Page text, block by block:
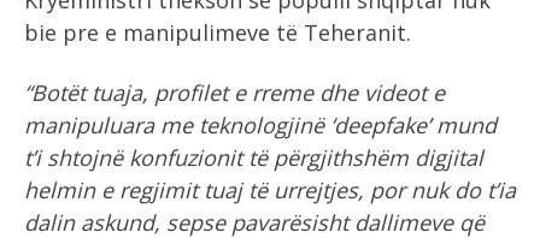
bie pre e manipulimeve të Teheranit.
“Botët tuaja, profilet e rreme dhe videot e
manipuluara me teknologjinë ‘deepfake’ mund
t’i shtojnë konfuzionit të përgjithshëm digjital
helmin e regjimit tuaj të urrejtjes, por nuk do t’ia
dalin askund, sepse pavarësisht dallimeve që